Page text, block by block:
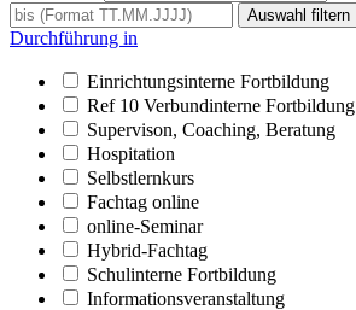
Durchführung in
Einrichtungsinterne Fortbildung
Ref 10 Verbundinterne Fortbildung
Supervison, Coaching, Beratung
Hospitation
Selbstlernkurs
Fachtag online
online-Seminar
Hybrid-Fachtag
Schulinterne Fortbildung
Informationsveranstaltung